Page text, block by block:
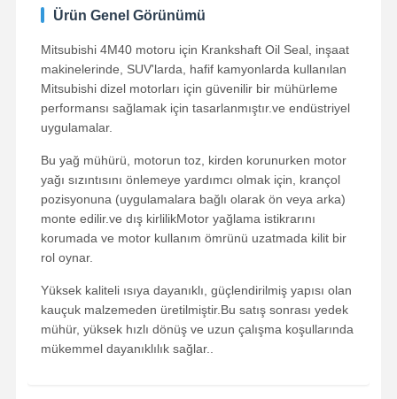
Ürün Genel Görünümü
Mitsubishi 4M40 motoru için Krankshaft Oil Seal, inşaat
makinelerinde, SUV'larda, hafif kamyonlarda kullanılan
Mitsubishi dizel motorları için güvenilir bir mühürleme
performansı sağlamak için tasarlanmıştır.ve endüstriyel
uygulamalar.
Bu yağ mühürü, motorun toz, kirden korunurken motor
yağı sızıntısını önlemeye yardımcı olmak için, krançol
pozisyonuna (uygulamalara bağlı olarak ön veya arka)
monte edilir.ve dış kirlilikMotor yağlama istikrarını
korumada ve motor kullanım ömrünü uzatmada kilit bir
rol oynar.
Yüksek kaliteli ısıya dayanıklı, güçlendirilmiş yapısı olan
kauçuk malzemeden üretilmiştir.Bu satış sonrası yedek
mühür, yüksek hızlı dönüş ve uzun çalışma koşullarında
mükemmel dayanıklılık sağlar..